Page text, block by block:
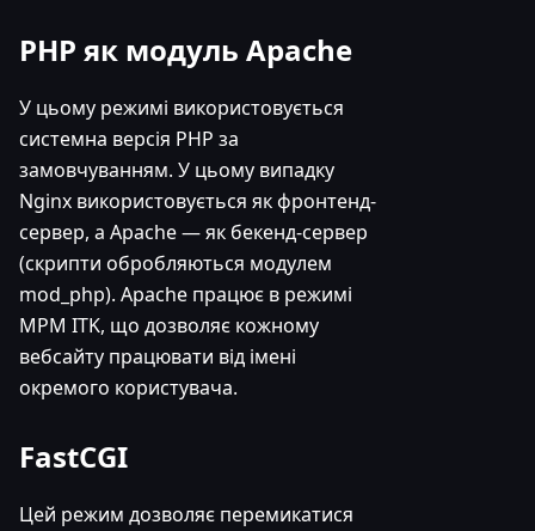
PHP як модуль Apache
У цьому режимі використовується
системна версія PHP за
замовчуванням. У цьому випадку
Nginx використовується як фронтенд-
сервер, а Apache — як бекенд-сервер
(скрипти обробляються модулем
mod_php). Apache працює в режимі
MPM ITK, що дозволяє кожному
вебсайту працювати від імені
окремого користувача.
FastCGI
Цей режим дозволяє перемикатися